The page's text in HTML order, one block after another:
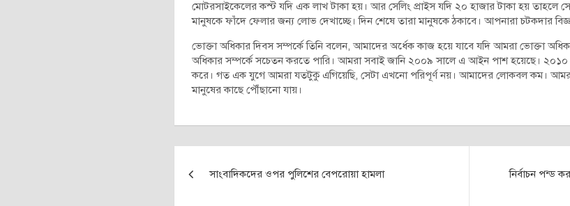
মোটরসাইকেলের কস্ট যদি এক লাখ টাকা হয়। আর সেলিং প্রাইস যদি ২০ হাজার টাকা হয় তাহলে
মানুষকে ফাঁদে ফেলার জন্য লোভ দেখাচ্ছে। দিন শেষে তারা মানুষকে ঠকাবে। আপনারা চটকদার
ভোক্তা অধিকার দিবস সম্পর্কে তিনি বলেন, আমাদের অর্ধেক কাজ হয়ে যাবে যদি আমরা ভোক্তা
অধিকার সম্পর্কে সচেতন করতে পারি। আমরা সবাই জানি ২০০৯ সালে এ আইন পাশ হয়েছে। ২০১০
করে। গত এক যুগে আমরা যতটুকু এগিয়েছি, সেটা এখনো পরিপূর্ণ নয়। আমাদের লোকবল কম। আমরা
মানুষের কাছে পৌঁছানো যায়।
navigation
সাংবাদিকদের ওপর পুলিশের বেপরোয়া হামলা
নির্বাচন পন্ড